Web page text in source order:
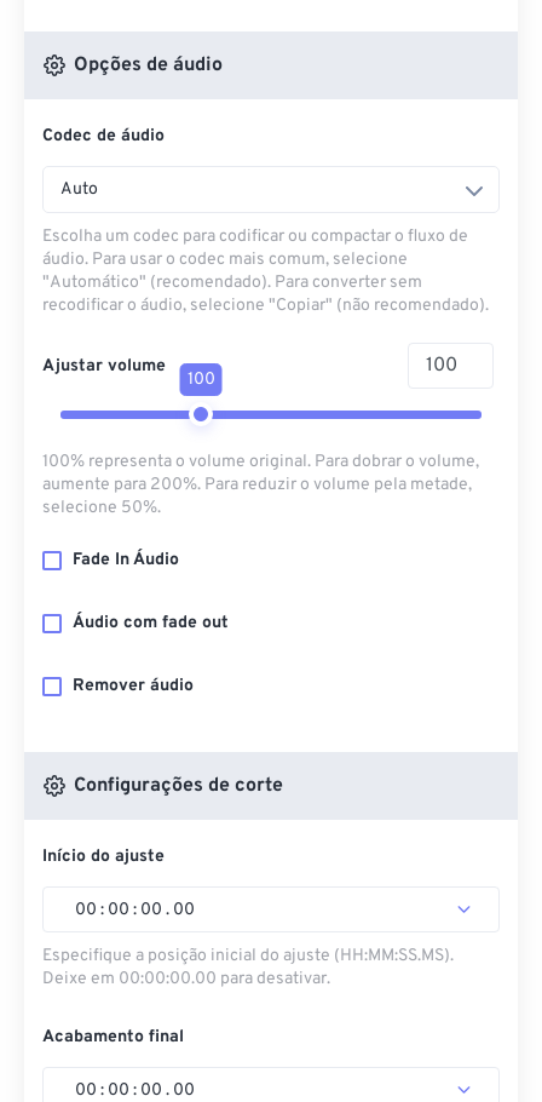
Opções de áudio
Codec de áudio
Auto
Escolha um codec para codificar ou compactar o fluxo de
áudio. Para usar o codec mais comum, selecione
"Automático" (recomendado). Para converter sem
recodificar o áudio, selecione "Copiar" (não recomendado).
Ajustar volume
100
100% representa o volume original. Para dobrar o volume,
aumente para 200%. Para reduzir o volume pela metade,
selecione 50%.
Fade In Áudio
Áudio com fade out
Remover áudio
Configurações de corte
Início do ajuste
00 : 00 : 00 . 00
Especifique a posição inicial do ajuste (HH:MM:SS.MS).
Deixe em 00:00:00.00 para desativar.
Acabamento final
00 : 00 : 00 . 00